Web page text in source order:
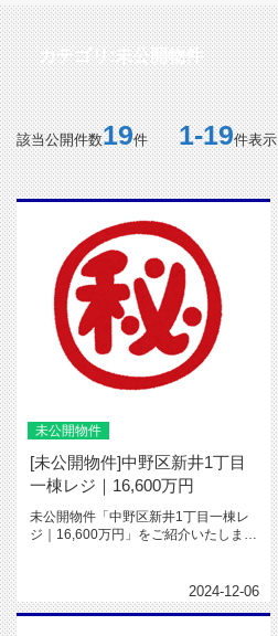
カテゴリ:未公開物件
該当公開件数19件1-19件表示
未公開物件
[未公開物件]中野区新井1丁目
一棟レジ｜16,600万円
未公開物件「中野区新井1丁目一棟レ
ジ｜16,600万円」をご紹介いたしま
2024-12-06